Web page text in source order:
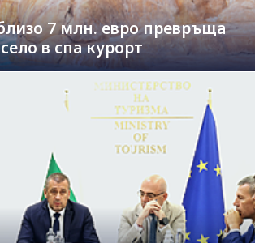
7 млн. евро превръща
в спа курорт